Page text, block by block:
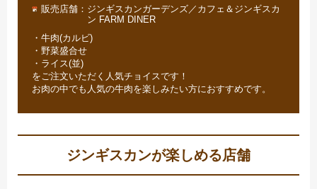
販売店舗
ジンギスカンガーデンズ／カフェ＆ジンギスカ
ン FARM DINER
・牛肉(カルビ)
・野菜盛合せ
・ライス(並)
をご注文いただく人気チョイスです！
お肉の中でも人気の牛肉を楽しみたい方におすすめです。
ジンギスカンが楽しめる店舗